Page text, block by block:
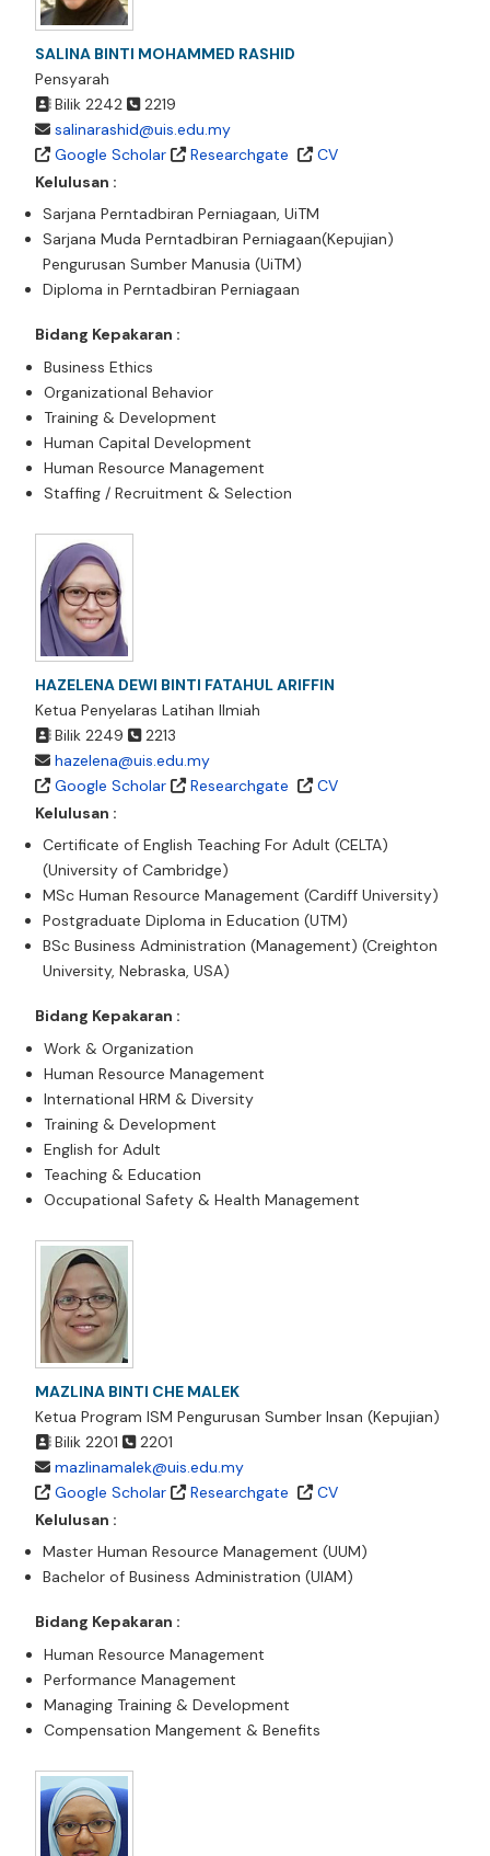
SALINA BINTI MOHAMMED RASHID
Pensyarah
Bilik 2242
2219
salinarashid@uis.edu.my
Google Scholar
Researchgate
CV
Kelulusan :
Sarjana Perntadbiran Perniagaan, UiTM
Sarjana Muda Perntadbiran Perniagaan(Kepujian)
Pengurusan Sumber Manusia (UiTM)
Diploma in Perntadbiran Perniagaan
Bidang Kepakaran :
Business Ethics
Organizational Behavior
Training & Development
Human Capital Development
Human Resource Management
Staffing / Recruitment & Selection
HAZELENA DEWI BINTI FATAHUL ARIFFIN
Ketua Penyelaras Latihan Ilmiah
Bilik 2249
2213
hazelena@uis.edu.my
Google Scholar
Researchgate
CV
Kelulusan :
Certificate of English Teaching For Adult (CELTA)
(University of Cambridge)
MSc Human Resource Management (Cardiff University)
Postgraduate Diploma in Education (UTM)
BSc Business Administration (Management) (Creighton
University, Nebraska, USA)
Bidang Kepakaran :
Work & Organization
Human Resource Management
International HRM & Diversity
Training & Development
English for Adult
Teaching & Education
Occupational Safety & Health Management
MAZLINA BINTI CHE MALEK
Ketua Program ISM Pengurusan Sumber Insan (Kepujian)
Bilik 2201
2201
mazlinamalek@uis.edu.my
Google Scholar
Researchgate
CV
Kelulusan :
Master Human Resource Management (UUM)
Bachelor of Business Administration (UIAM)
Bidang Kepakaran :
Human Resource Management
Performance Management
Managing Training & Development
Compensation Mangement & Benefits